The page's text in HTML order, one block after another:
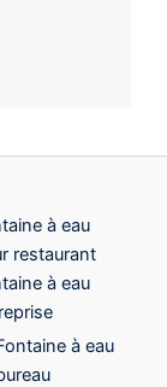
à eau
restaurant
à eau
à eau